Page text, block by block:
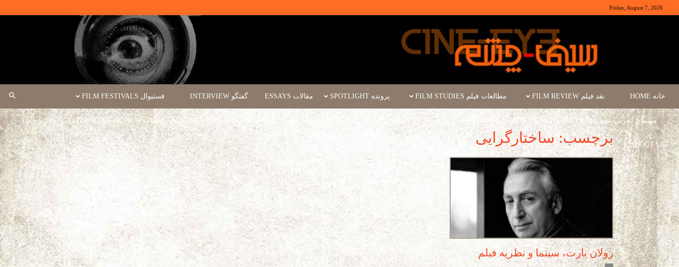
Friday, August 7, 2026
خانه HOME نقد فیلم FILM REVIEW مطالعات فیلم FILM STUDIES پرونده SPOTLIGHT مقالات ESSAYS گفتگو INTERVIEW فستیوال FILM FESTIVALS
سینمای تجربی/مستند EXPERIMENTA/ DOCUMENTARY FILM رویداد FILM EVENT کارگاه فیلم سینما چشم WORKSHOPS/MASTERCLASSES ادبیات LITERATURE REVIEW درباره ما
ABOUT US برچسب: ساختارگرایی
رولان بارت، سینما و نظریه فیلم